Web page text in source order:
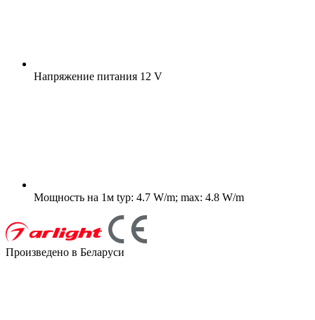
Напряжение питания 12 V
Мощность на 1м typ: 4.7 W/m; max: 4.8 W/m
Произведено в Беларуси